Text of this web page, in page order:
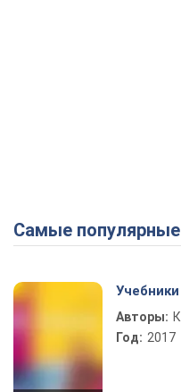
Самые
Авторы:
Год: 2017